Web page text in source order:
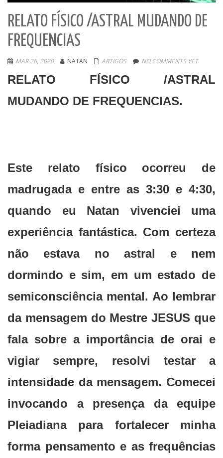
RELATO FÍSICO /ASTRAL MUDANDO DE
FREQUENCIAS
MAR 26, 2020 NATAN ARTIGOS NO COMMENTS YET
RELATO FÍSICO /ASTRAL
MUDANDO DE FREQUENCIAS.
Este relato físico ocorreu de
madrugada e entre as 3:30 e 4:30,
quando eu Natan vivenciei uma
experiência fantástica. Com certeza
não estava no astral e nem
dormindo e sim, em um estado de
semiconsciência mental. Ao lembrar
da mensagem do Mestre JESUS que
fala sobre a importância de orai e
vigiar sempre, resolvi testar a
intensidade da mensagem. Comecei
invocando a presença da equipe
Pleiadiana para fortalecer minha
forma pensamento e as frequências